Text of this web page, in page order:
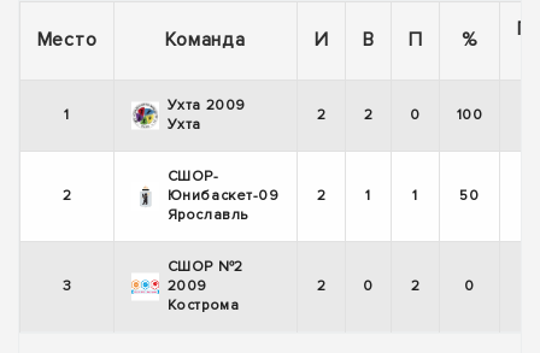
Место Команда И В П %
1
Ухта 2009
Ухта
2 2 0 100
2
СШОР-
Юнибаскет-09
Ярославль
2 1 1 50
3
СШОР №2
2009
Кострома
2 0 2 0